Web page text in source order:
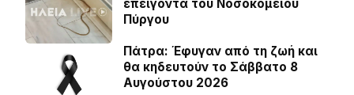
επείγοντα του Νοσοκομείου
Πύργου
Πάτρα: Έφυγαν από τη ζωή και
θα κηδευτούν το Σάββατο 8
Αυγούστου 2026